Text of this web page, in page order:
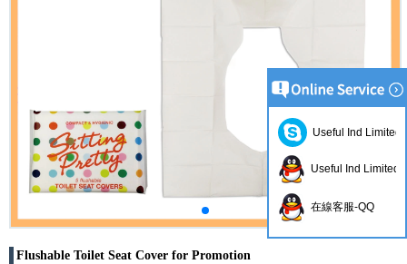
Flushable Toilet Seat Cover for Promotion
Useful Ind Limited
Useful Ind Limited
在線客服-QQ